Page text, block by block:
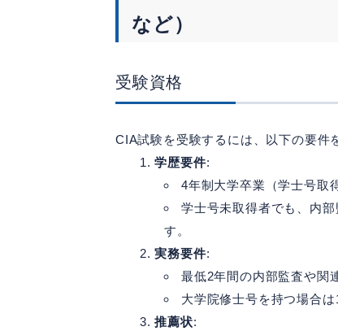
など）
受験資格
CIA試験を受験するには、以下の要件
学歴要件:
4年制大学卒業（学士号取
学士号未取得者でも、内
す。
実務要件:
最低2年間の内部監査や関
大学院修士号を持つ場合は
推薦状: